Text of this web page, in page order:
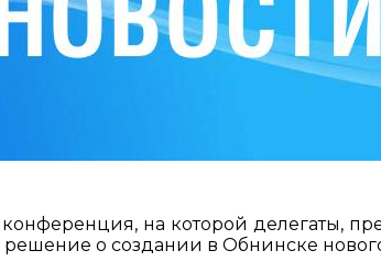
на которой делегаты,
о создании в Обнинске